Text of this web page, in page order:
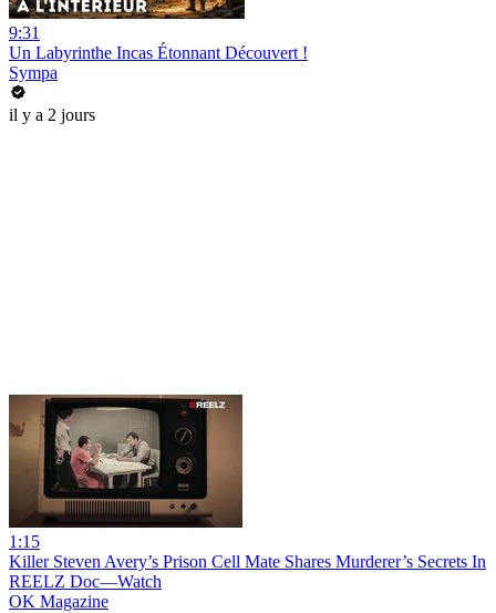
9:31
Un Labyrinthe Incas Étonnant Découvert !
Sympa
il y a 2 jours
1:15
Killer Steven Avery’s Prison Cell Mate Shares Murderer’s Secrets In
REELZ Doc—Watch
OK Magazine